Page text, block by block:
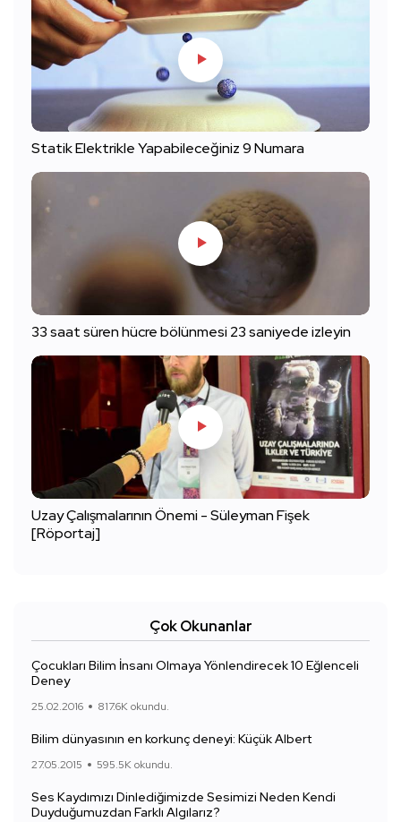
Statik Elektrikle Yapabileceğiniz 9 Numara
33 saat süren hücre bölünmesi 23 saniyede izleyin
Uzay Çalışmalarının Önemi - Süleyman Fişek
[Röportaj]
Çok Okunanlar
Çocukları Bilim İnsanı Olmaya Yönlendirecek 10 Eğlenceli
Deney
25.02.2016 817.6K okundu.
Bilim dünyasının en korkunç deneyi: Küçük Albert
27.05.2015 595.5K okundu.
Ses Kaydımızı Dinlediğimizde Sesimizi Neden Kendi
Duyduğumuzdan Farklı Algılarız?